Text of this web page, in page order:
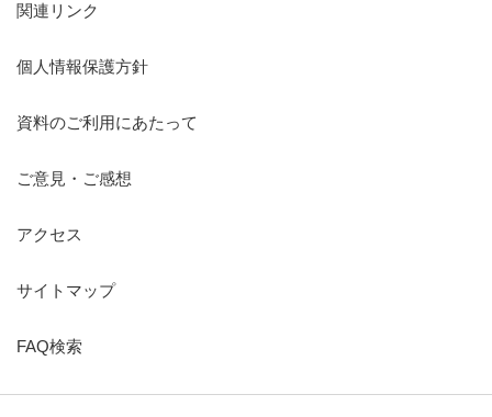
関連リンク
個人情報保護方針
資料のご利用にあたって
ご意見・ご感想
アクセス
サイトマップ
FAQ検索